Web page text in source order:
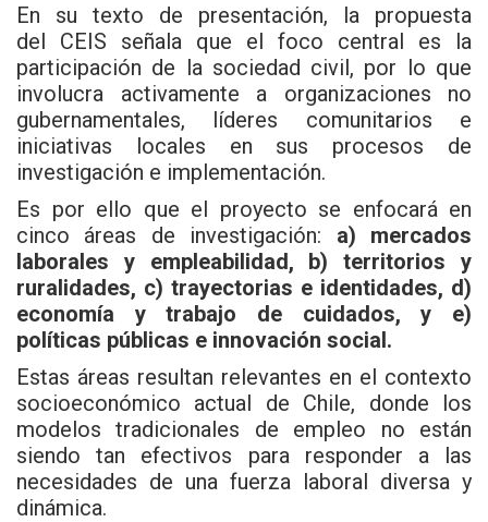
En su texto de presentación, la propuesta
del CEIS señala que el foco central es la
participación de la sociedad civil, por lo que
involucra activamente a organizaciones no
gubernamentales, líderes comunitarios e
iniciativas locales en sus procesos de
investigación e implementación.
Es por ello que el proyecto se enfocará en
cinco áreas de investigación: a) mercados
laborales y empleabilidad, b) territorios y
ruralidades, c) trayectorias e identidades, d)
economía y trabajo de cuidados, y e)
políticas públicas e innovación social.
Estas áreas resultan relevantes en el contexto
socioeconómico actual de Chile, donde los
modelos tradicionales de empleo no están
siendo tan efectivos para responder a las
necesidades de una fuerza laboral diversa y
dinámica.